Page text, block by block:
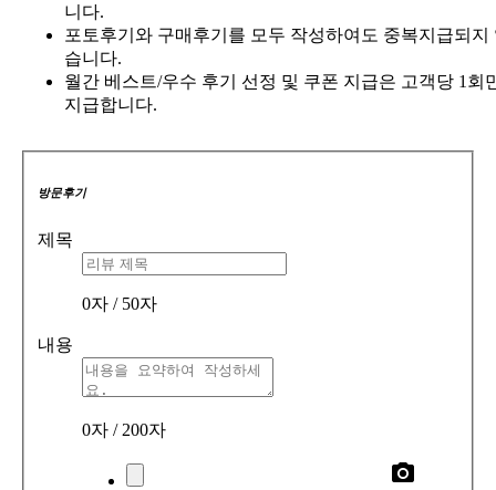
니다.
포토후기와 구매후기를 모두 작성하여도 중복지급되지
습니다.
월간 베스트/우수 후기 선정 및 쿠폰 지급은 고객당 1회
지급합니다.
방문후기
제목
0자 / 50자
내용
0자 / 200자
photo_camera